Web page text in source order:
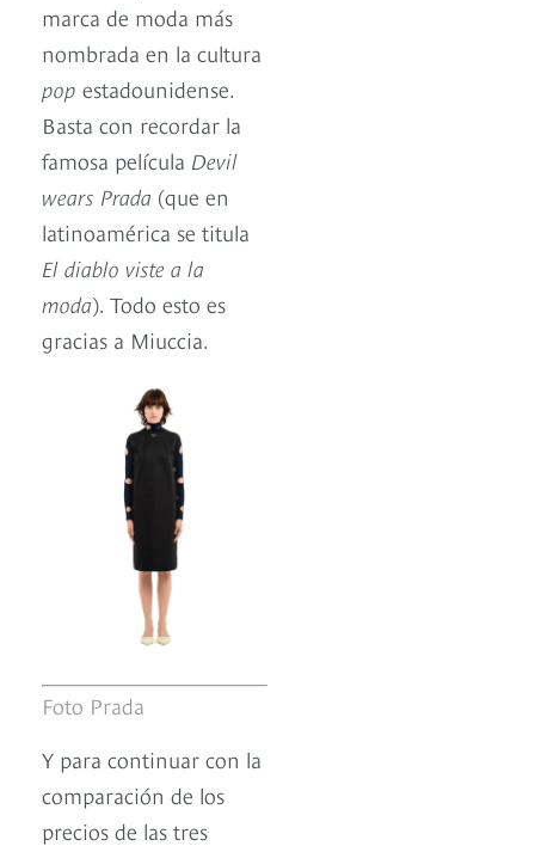
marca de moda más
nombrada en la cultura
pop estadounidense.
Basta con recordar la
famosa película Devil
wears Prada (que en
latinoamérica se titula
El diablo viste a la
moda). Todo esto es
gracias a Miuccia.
Foto Prada
Y para continuar con la
comparación de los
precios de las tres